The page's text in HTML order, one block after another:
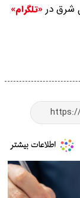
شرق در «تلگرام»